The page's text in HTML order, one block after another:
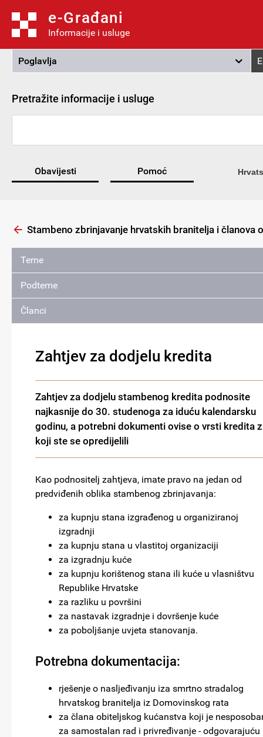
e-Građani
Informacije i usluge
Poglavlja
Pretražite informacije i usluge
Obavijesti Pomoć
Stambeno zbrinjavanje hrvatskih branitelja i članova
Teme
Podteme
Članci
Zahtjev za dodjelu kredita
Zahtjev za dodjelu stambenog kredita podnosite
najkasnije do 30. studenoga za iduću kalendarsku
godinu, a potrebni dokumenti ovise o vrsti kredita
koji ste se opredijelili
Kao podnositelj zahtjeva, imate pravo na jedan od
predviđenih oblika stambenog zbrinjavanja:
za kupnju stana izgrađenog u organiziranoj
izgradnji
za kupnju stana u vlastitoj organizaciji
za izgradnju kuće
za kupnju korištenog stana ili kuće u vlasništvu
Republike Hrvatske
za razliku u površini
za nastavak izgradnje i dovršenje kuće
za poboljšanje uvjeta stanovanja.
Potrebna dokumentacija:
rješenje o nasljeđivanju iza smrtno stradalog
hrvatskog branitelja iz Domovinskog rata
za člana obiteljskog kućanstva koji je
za samostalan rad i privređivanje - odgovarajuću